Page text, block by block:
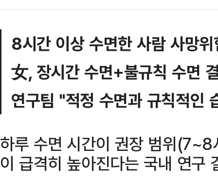
8시간 이상 수면한 사람 사망
女, 장시간 수면+불규칙 수면
연구팀 "적정 수면과 규칙적인
하루 수면 시간이 권장 범위
이 급격히 높아진다는 국내 연구